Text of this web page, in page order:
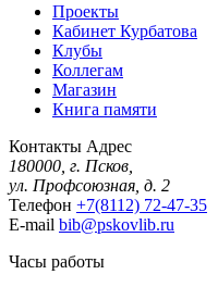
Проекты
Кабинет Курбатова
Клубы
Коллегам
Магазин
Книга памяти
Контакты Адрес
180000, г. Псков,
ул. Профсоюзная, д. 2
Телефон +7(8112) 72-47-35
E-mail bib@pskovlib.ru
Часы работы